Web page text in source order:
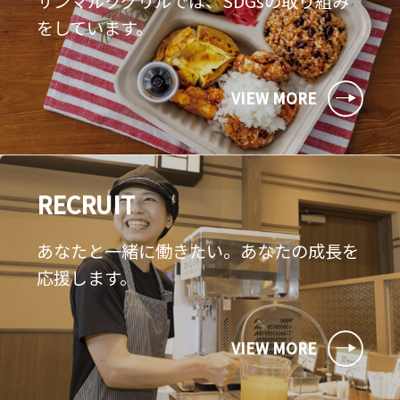
をしています。
VIEW MORE
RECRUIT
あなたと一緒に働きたい。あなたの成長を
応援します。
VIEW MORE